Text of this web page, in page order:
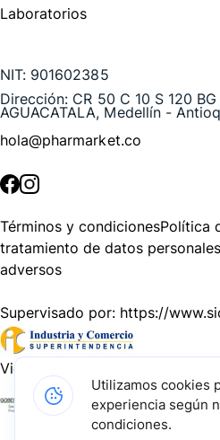
Laboratorios
NIT: 901602385
Dirección: CR 50 C 10 S 120
AGUACATALA, Medellín -
hola@pharmarket.co
Términos y condicionesPolítica
tratamiento de datos personales
adversos
Supervisado por: https://
Vigilado por:
Gracias a nuestros
Utilizamos cookies
experiencia según
condiciones.